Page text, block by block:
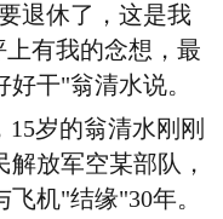
退休了，这是我
有我的念想，最
干"翁清水说。
岁的翁清水刚刚
放军空某部队，
机"结缘"30年。